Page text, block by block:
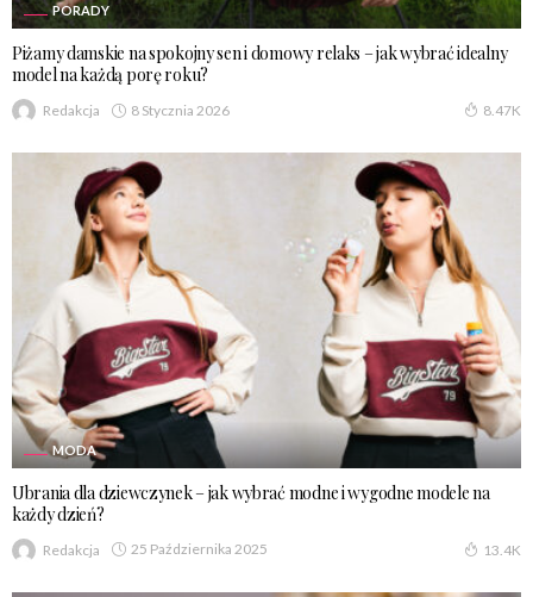
PORADY
Piżamy damskie na spokojny sen i domowy relaks – jak wybrać idealny
model na każdą porę roku?
Redakcja 8 Stycznia 2026 8.47K
MODA
Ubrania dla dziewczynek – jak wybrać modne i wygodne modele na
każdy dzień?
Redakcja 25 Października 2025 13.4K